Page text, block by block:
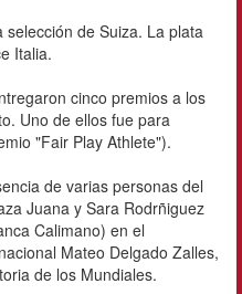
de Suiza. La plata
Italia.
cinco premios a los
Uno de ellos fue para
"Fair Play Athlete").
de varias personas del
Juana y Sara Rodrñiguez
Calimano) en el
Mateo Delgado Zalles,
de los Mundiales.